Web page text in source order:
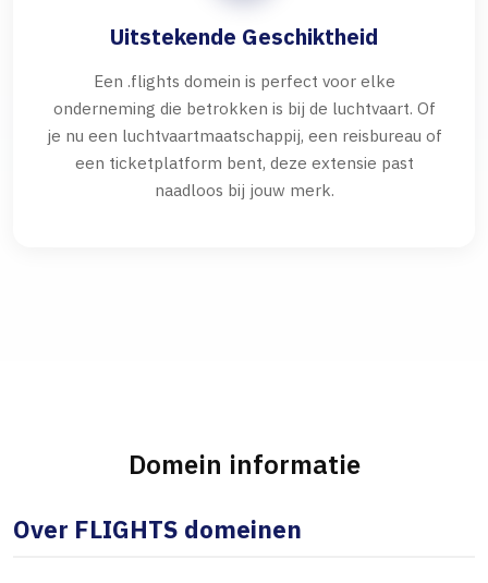
Uitstekende Geschiktheid
Een .flights domein is perfect voor elke
onderneming die betrokken is bij de luchtvaart. Of
je nu een luchtvaartmaatschappij, een reisbureau of
een ticketplatform bent, deze extensie past
naadloos bij jouw merk.
Domein informatie
Over FLIGHTS domeinen